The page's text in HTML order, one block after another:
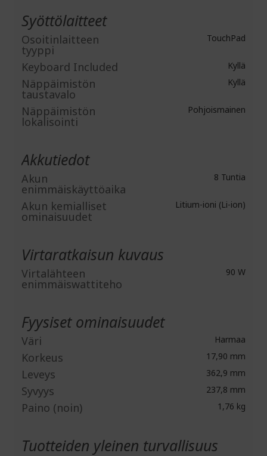
Syöttölaitteet
Osoitinlaitteen
tyyppi
TouchPad
Keyboard Included Kyllä
Näppäimistön
taustavalo
Kyllä
Näppäimistön
lokalisointi
Pohjoismainen
Akkutiedot
Akun
enimmäiskäyttöaika
8 Tuntia
Akun kemialliset
ominaisuudet
Litium-ioni (Li-ion)
Virtaratkaisun kuvaus
Virtalähteen
enimmäiswattiteho
90 W
Fyysiset ominaisuudet
Väri Harmaa
Korkeus 17,90 mm
Leveys 362,9 mm
Syvyys 237,8 mm
Paino (noin) 1,76 kg
Tuotteiden yleinen turvallisuus